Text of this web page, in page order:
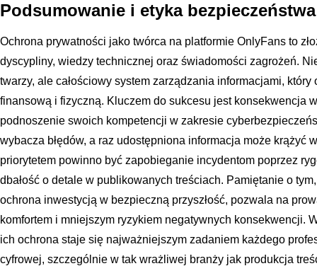
Podsumowanie i etyka
Ochrona prywatności jako twórca na platformie OnlyFans to
dyscypliny, wiedzy technicznej oraz świadomości zagrożeń.
twarzy, ale całościowy system zarządzania informacjami,
finansową i fizyczną. Kluczem do sukcesu jest konsekwencja
podnoszenie swoich kompetencji w zakresie
wybacza błędów, a raz udostępniona informacja może krążyć
priorytetem powinno być zapobieganie incydentom poprzez
dbałość o detale w publikowanych treściach. Pamiętanie o
ochrona inwestycją w bezpieczną przyszłość, pozwala na
komfortem i mniejszym ryzykiem negatywnych konsekwencji.
ich ochrona staje się najważniejszym zadaniem każdego
cyfrowej, szczególnie w tak wrażliwej branży jak produkcja